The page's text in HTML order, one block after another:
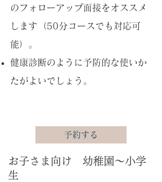
のフォローアップ面接をオススメ
します（50分コースでも対応可
能）。
健康診断のように予防的な使いか
たがよいでしょう。
予約する
お子さま向け 幼稚園～小学
生